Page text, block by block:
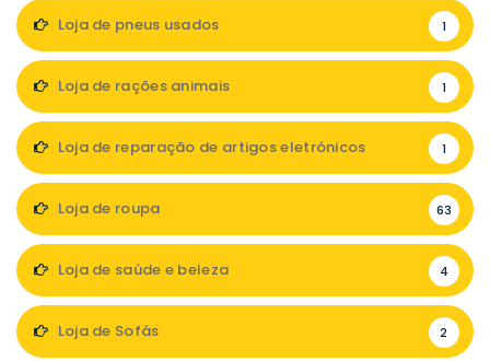
Loja de pneus usados 1
Loja de rações animais 1
Loja de reparação de artigos eletrónicos 1
Loja de roupa 63
Loja de saúde e beleza 4
Loja de Sofás 2